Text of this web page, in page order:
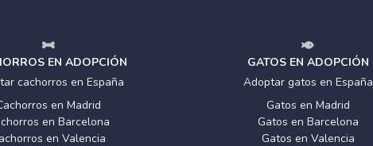
EN ADOPCIÓN
cachorros en España
en Madrid
en Barcelona
en Valencia
GATOS EN ADOPCIÓN
Adoptar gatos en España
Gatos en Madrid
Gatos en Barcelona
Gatos en Valencia